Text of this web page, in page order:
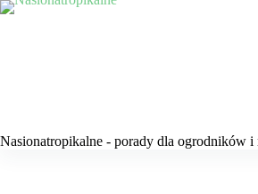
Przejdź
Nasionatropikalne - porady dla ogrodników